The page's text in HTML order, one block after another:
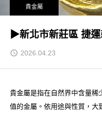
貴金屬
▶新北市新莊區 捷
2026.04.23
貴金屬是指在自然界中含量稀
值的金屬。依用途與性質，大